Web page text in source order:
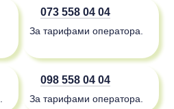
073 558 04 04
За тарифами оператора.
098 558 04 04
За тарифами оператора.